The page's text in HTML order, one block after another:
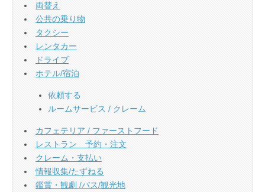
両替え
公共の乗り物
タクシー
レンタカー
ドライブ
ホテル/宿泊
依頼する
ルームサービス / クレーム
カフェテリア / ファーストフード
レストラン 予約・注文
クレーム・支払い
情報収集/たずねる
鑑賞・観劇 /バス/観光地